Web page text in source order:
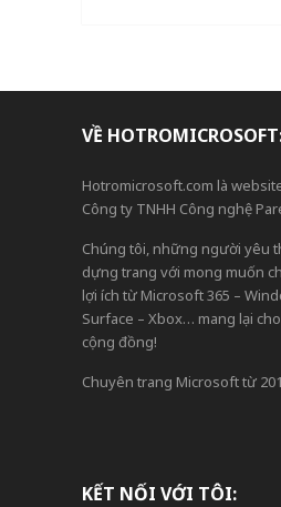
VỀ
Hotromicrosoft.com là
Công ty TNHH Công nghệ
Chúng tôi, những người yêu
dựng trang với mong muốn
lợi ích từ Microsoft 365 –
Surface – Xbox… mang lại
cộng đồng!
Chuyên trang Microsoft từ
KẾT NỐI VỚI TÔI: